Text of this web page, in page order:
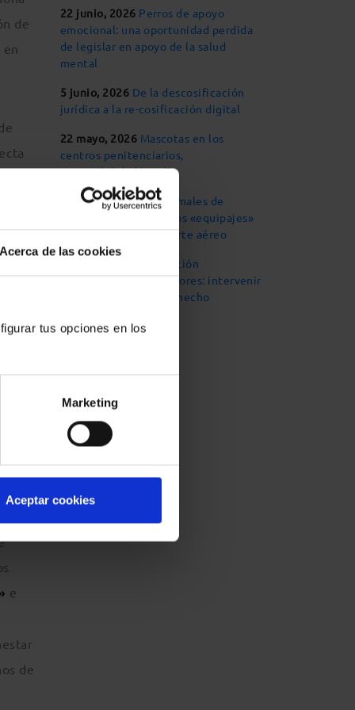
Acerca de las cookies
tus opciones en los
Marketing
Aceptar cookies
de
los
e
de
22 junio, 2026 Perros de apoyo
emocional: una oportunidad perdida
de legislar en apoyo de la salud
mental
5 junio, 2026 De la descosificación
jurídica a la re-cosificación digital
22 mayo, 2026 Mascotas en los
centros penitenciarios,
¿imposibilidad legal?
14 mayo, 2026Los animales de
compañía, considerados «equipajes»
en materia de transporte aéreo
Declaración
responsable para criadores: intervenir
cuando el mal ya está hecho